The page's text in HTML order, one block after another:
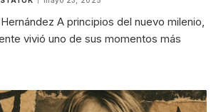
A principios del nuevo milenio,
vivió uno de sus momentos más